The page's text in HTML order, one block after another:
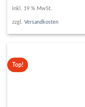
inkl. 19 % MwSt.
zzgl. Versandkosten
Top!